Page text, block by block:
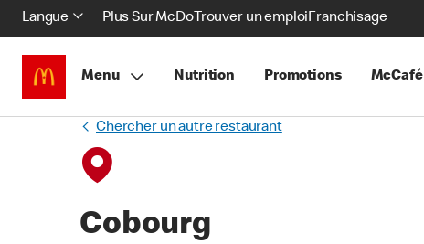
Langue Plus Sur McDoTrouver un emploiFranchisage
Menu Nutrition Promotions McCafé
Chercher un autre restaurant
Cobourg